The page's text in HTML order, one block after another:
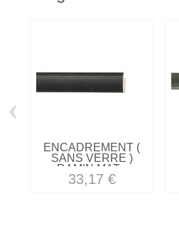
ENCADREMENT (
SANS VERRE )
RAMIN MAT...
33,17 €
‹